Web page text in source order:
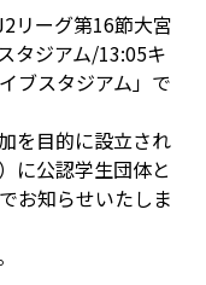
リーグ第16節大宮
タジアム/13:05キ
ブスタジアム」で
を目的に設立され
に公認学生団体と
お知らせいたしま